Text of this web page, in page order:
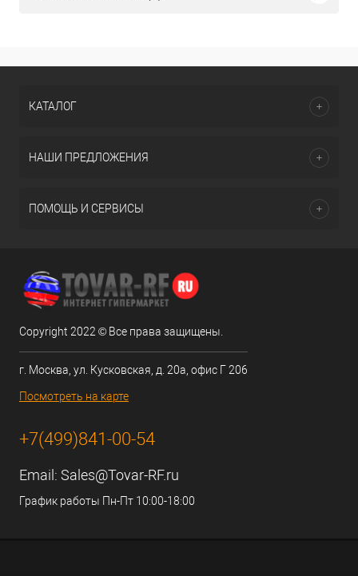
КАТАЛОГ
НАШИ ПРЕДЛОЖЕНИЯ
ПОМОЩЬ И СЕРВИСЫ
Copyright 2022 © Все права защищены.
г. Москва, ул. Кусковская, д. 20а, офис Г 206
Посмотреть на карте
+7(499)841-00-54
Email: Sales@Tovar-RF.ru
График работы Пн-Пт 10:00-18:00